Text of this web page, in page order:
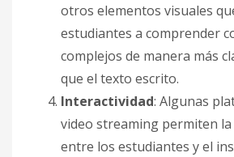
otros elementos visuales
estudiantes a comprender
complejos de manera más
que el texto escrito.
Interactividad: Algunas
video streaming permiten
entre los estudiantes y el